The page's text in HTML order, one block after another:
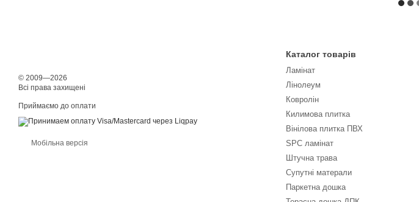
© 2009—2026
Всі права захищені
Приймаємо до оплати
Мобільна версія
Каталог товарів
Ламінат
Лінолеум
Ковролін
Килимова плитка
Вінілова плитка ПВХ
SPC ламінат
Штучна трава
Супутні матерали
Паркетна дошка